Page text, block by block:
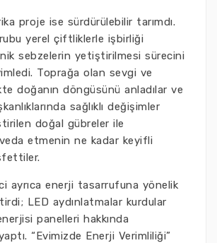
proje ise sürdürülebilir tarımdı.
yerel çiftliklerle işbirliği
sebzelerin yetiştirilmesi sürecini
Toprağa olan sevgi ve
doğanın döngüsünü anladılar ve
sağlıklı değişimler
doğal gübreler ile
etmenin ne kadar keyifli
ayrıca enerji tasarrufuna yönelik
LED aydınlatmalar kurdular
panelleri hakkında
“Evimizde Enerji Verimliliği”